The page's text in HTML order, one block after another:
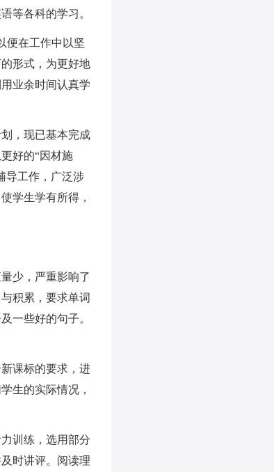
等各科的学习。
便在工作中以坚
形式，为更好地
业余时间认真学
，现已基本完成
好的“因材施
导工作，广泛涉
学生学有所得，
少，严重影响了
积累，要求单词
一些好的句子。
课标的要求，进
生的实际情况，
训练，选用部分
时讲评。阅读理